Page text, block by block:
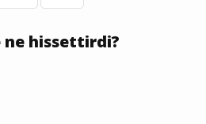
ne hissettirdi?